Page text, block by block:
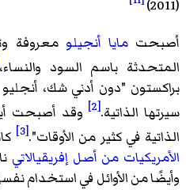
مايا أنجيلومعروفة وتحظي
باسم السود والنساء،[12]
"دون أدني شك، أنجليو أكثر
الذاتية.[2] وقد أصبحت أيضًا
في كثير من الأوقات".[3] كانت
من أصل إفريقيالاتيناقشن
من الأوائل في استخدام نفسها